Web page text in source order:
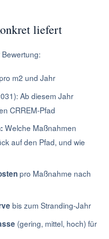
liefert
m2 und Jahr
Ab diesem Jahr
CRREM-Pfad
Welche Maßnahmen
auf den Pfad, und wie
pro Maßnahme nach
bis zum Stranding-Jahr
(gering, mittel, hoch) für